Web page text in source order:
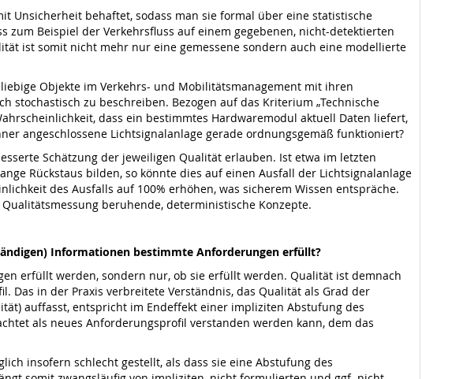
Unsicherheit behaftet, sodass man sie formal über eine statistische
zum Beispiel der Verkehrsfluss auf einem gegebenen, nicht-detektierten
ist somit nicht mehr nur eine gemessene sondern auch eine modellierte
Objekte im Verkehrs- und Mobilitätsmanagement mit ihren
zu beschreiben. Bezogen auf das Kriterium „Technische
dass ein bestimmtes Hardwaremodul aktuell Daten liefert,
angeschlossene Lichtsignalanlage gerade ordnungsgemäß funktioniert?
Schätzung der jeweiligen Qualität erlauben. Ist etwa im letzten
Rückstaus bilden, so könnte dies auf einen Ausfall der Lichtsignalanlage
des Ausfalls auf 100% erhöhen, was sicherem Wissen entspräche.
beruhende, deterministische Konzepte.
Informationen bestimmte Anforderungen erfüllt?
erfüllt werden, sondern nur, ob sie erfüllt werden. Qualität ist demnach
in der Praxis verbreitete Verständnis, das Qualität als Grad der
auffasst, entspricht im Endeffekt einer impliziten Abstufung des
als neues Anforderungsprofil verstanden werden kann, dem das
insofern schlecht gestellt, als dass sie eine Abstufung des